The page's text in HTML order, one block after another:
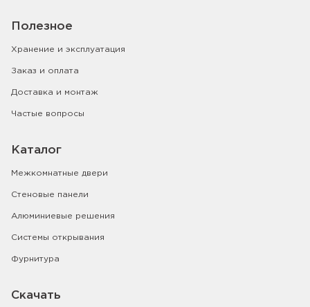
Полезное
Хранение и эксплуатация
Заказ и оплата
Доставка и монтаж
Частые вопросы
Каталог
Межкомнатные двери
Стеновые панели
Алюминиевые решения
Системы открывания
Фурнитура
Скачать